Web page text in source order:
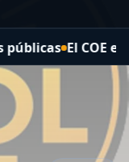
El COE evalúa